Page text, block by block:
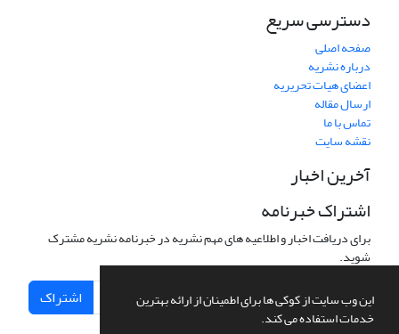
این وب سایت از کوکی ها برای اطمینان از ارائه بهترین
خدمات استفاده می کند.
دسترسی سریع
صفحه اصلی
درباره نشریه
اعضای هیات تحریریه
ارسال مقاله
تماس با ما
نقشه سایت
آخرین اخبار
اشتراک خبرنامه
برای دریافت اخبار و اطلاعیه های مهم نشریه در خبرنامه نشریه مشترک
شوید.
اشتراک